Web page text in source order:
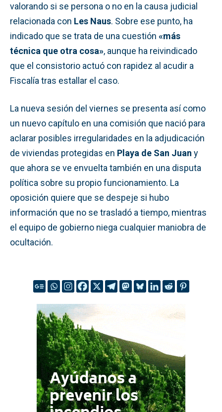
valorando si se persona o no en la causa judicial
relacionada con Les Naus. Sobre ese punto, ha
indicado que se trata de una cuestión «más
técnica que otra cosa», aunque ha reivindicado
que el consistorio actuó con rapidez al acudir a
Fiscalía tras estallar el caso.
La nueva sesión del viernes se presenta así como
un nuevo capítulo en una comisión que nació para
aclarar posibles irregularidades en la adjudicación
de viviendas protegidas en Playa de San Juan y
que ahora se ve envuelta también en una disputa
política sobre su propio funcionamiento. La
oposición quiere que se despeje si hubo
información que no se trasladó a tiempo, mientras
el equipo de gobierno niega cualquier maniobra de
ocultación.